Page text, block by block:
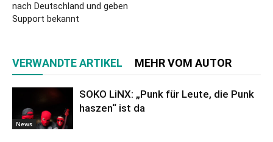
nach Deutschland und geben
Support bekannt
VERWANDTE ARTIKEL MEHR VOM AUTOR
News
SOKO LiNX: „Punk für Leute, die Punk
haszen“ ist da